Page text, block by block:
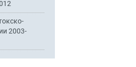
2003-